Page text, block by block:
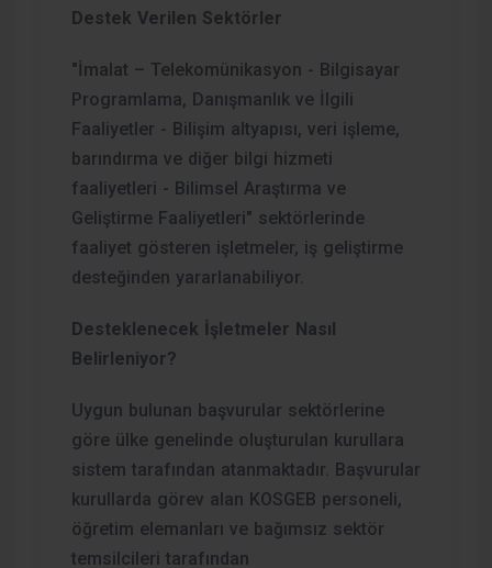
Destek Verilen Sektörler
"İmalat – Telekomünikasyon - Bilgisayar
Programlama, Danışmanlık ve İlgili
Faaliyetler - Bilişim altyapısı, veri işleme,
barındırma ve diğer bilgi hizmeti
faaliyetleri - Bilimsel Araştırma ve
Geliştirme Faaliyetleri" sektörlerinde
faaliyet gösteren işletmeler, iş geliştirme
desteğinden yararlanabiliyor.
Desteklenecek İşletmeler Nasıl
Belirleniyor?
Uygun bulunan başvurular sektörlerine
göre ülke genelinde oluşturulan kurullara
sistem tarafından atanmaktadır. Başvurular
kurullarda görev alan KOSGEB personeli,
öğretim elemanları ve bağımsız sektör
temsilcileri tarafından